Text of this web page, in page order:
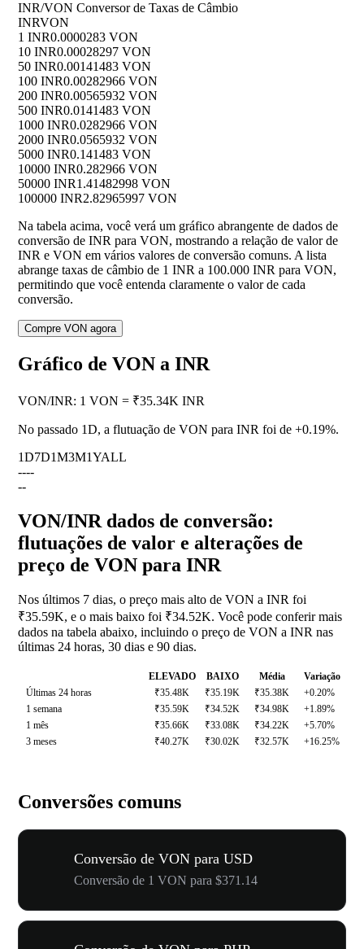
INR/VON Conversor de Taxas de Câmbio
INRVON
1 INR0.0000283 VON
10 INR0.00028297 VON
50 INR0.00141483 VON
100 INR0.00282966 VON
200 INR0.00565932 VON
500 INR0.0141483 VON
1000 INR0.0282966 VON
2000 INR0.0565932 VON
5000 INR0.141483 VON
10000 INR0.282966 VON
50000 INR1.41482998 VON
100000 INR2.82965997 VON
Na tabela acima, você verá um gráfico abrangente de dados de
conversão de INR para VON, mostrando a relação de valor de
INR e VON em vários valores de conversão comuns. A lista
abrange taxas de câmbio de 1 INR a 100.000 INR para VON,
permitindo que você entenda claramente o valor de cada
conversão.
Compre VON agora
Gráfico de VON a INR
VON/INR: 1 VON = ₹35.34K INR
No passado 1D, a flutuação de VON para INR foi de +0.19%.
1D7D1M3M1YALL
----
--
VON/INR dados de conversão:
flutuações de valor e alterações de
preço de VON para INR
Nos últimos 7 dias, o preço mais alto de VON a INR foi
₹35.59K, e o mais baixo foi ₹34.52K. Você pode conferir mais
dados na tabela abaixo, incluindo o preço de VON a INR nas
últimas 24 horas, 30 dias e 90 dias.
ELEVADO BAIXO Média
Variação
Últimas 24 horas
₹35.48K ₹35.19K ₹35.38K
+0.20%
1 semana
₹35.59K ₹34.52K ₹34.98K
+1.89%
1 mês
₹35.66K ₹33.08K ₹34.22K
+5.70%
3 meses
₹40.27K ₹30.02K ₹32.57K +16.25%
Conversões comuns
Conversão de VON para USD
Conversão de 1 VON para $371.14